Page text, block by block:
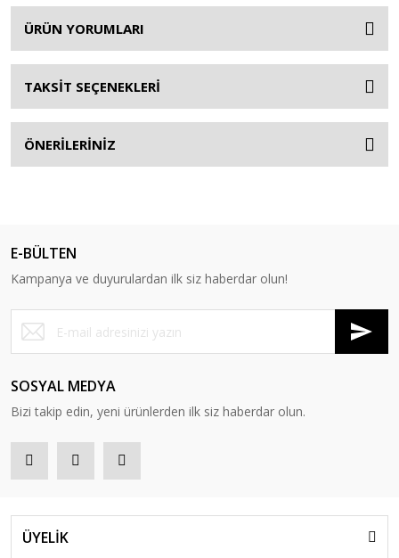
ÜRÜN YORUMLARI
TAKSİT SEÇENEKLERİ
ÖNERİLERİNİZ
E-BÜLTEN
Kampanya ve duyurulardan ilk siz haberdar olun!
SOSYAL MEDYA
Bizi takip edin, yeni ürünlerden ilk siz haberdar olun.
ÜYELİK